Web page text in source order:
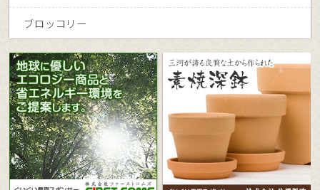
ブロッコリー